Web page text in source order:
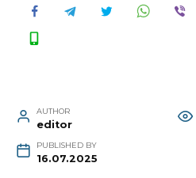
AUTHOR
editor
PUBLISHED BY
16.07.2025